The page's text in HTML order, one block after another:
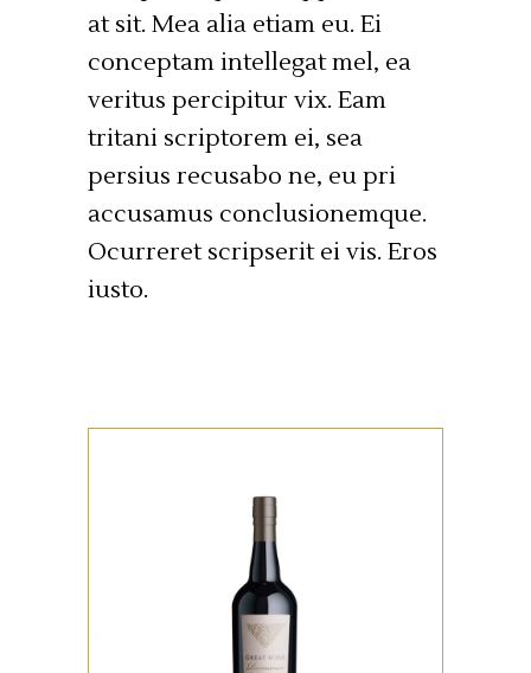
at sit. Mea alia etiam eu. Ei
conceptam intellegat mel, ea
veritus percipitur vix. Eam
tritani scriptorem ei, sea
persius recusabo ne, eu pri
accusamus conclusionemque.
Ocurreret scripserit ei vis. Eros
iusto.
WHITE
Lorem ipsum dolor sit amet,
offendit adipisci quo id, ne vel